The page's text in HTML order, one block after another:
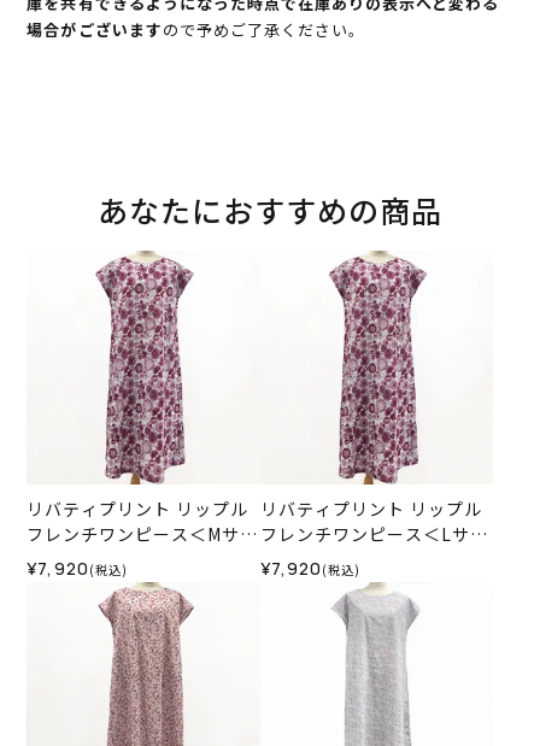
場合がございますので予めご了承ください。
あなたにおすすめの商品
リバティプリント リップル
フレンチワンピース＜Mサイ
ズ＞03E
¥7,920 (税込)
リバティプリント リップル
フレンチワンピース＜Lサイ
ズ＞03E
¥7,920 (税込)